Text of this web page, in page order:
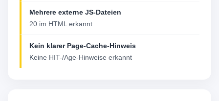
Mehrere externe JS-Dateien
20 im HTML erkannt
Kein klarer Page-Cache-Hinweis
Keine HIT-/Age-Hinweise erkannt